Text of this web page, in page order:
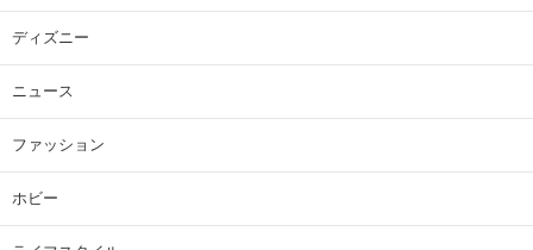
ディズニー
ニュース
ファッション
ホビー